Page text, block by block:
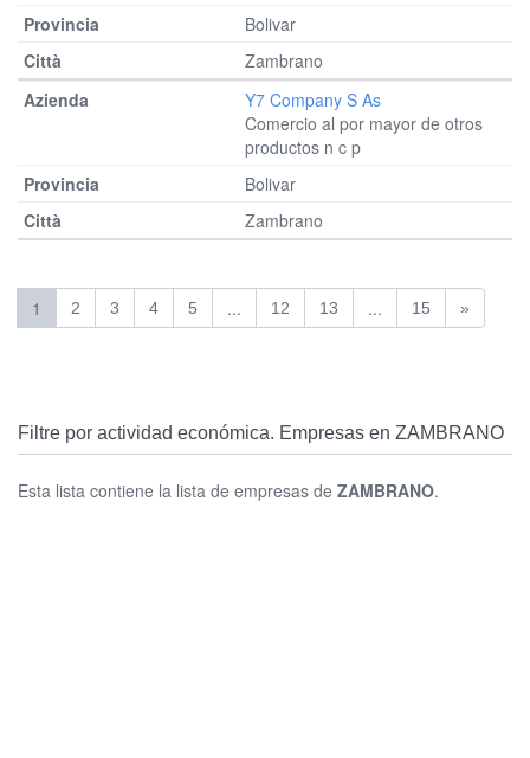
Bolivar
Zambrano
Y7 Company S As
Comercio al por mayor de otros
productos n c p
Bolivar
Zambrano
1 2 3 4 5 ... 12 13 ... 15 »
Filtre por actividad económica. Empresas en ZAMBRANO
Esta lista contiene la lista de empresas de ZAMBRANO.